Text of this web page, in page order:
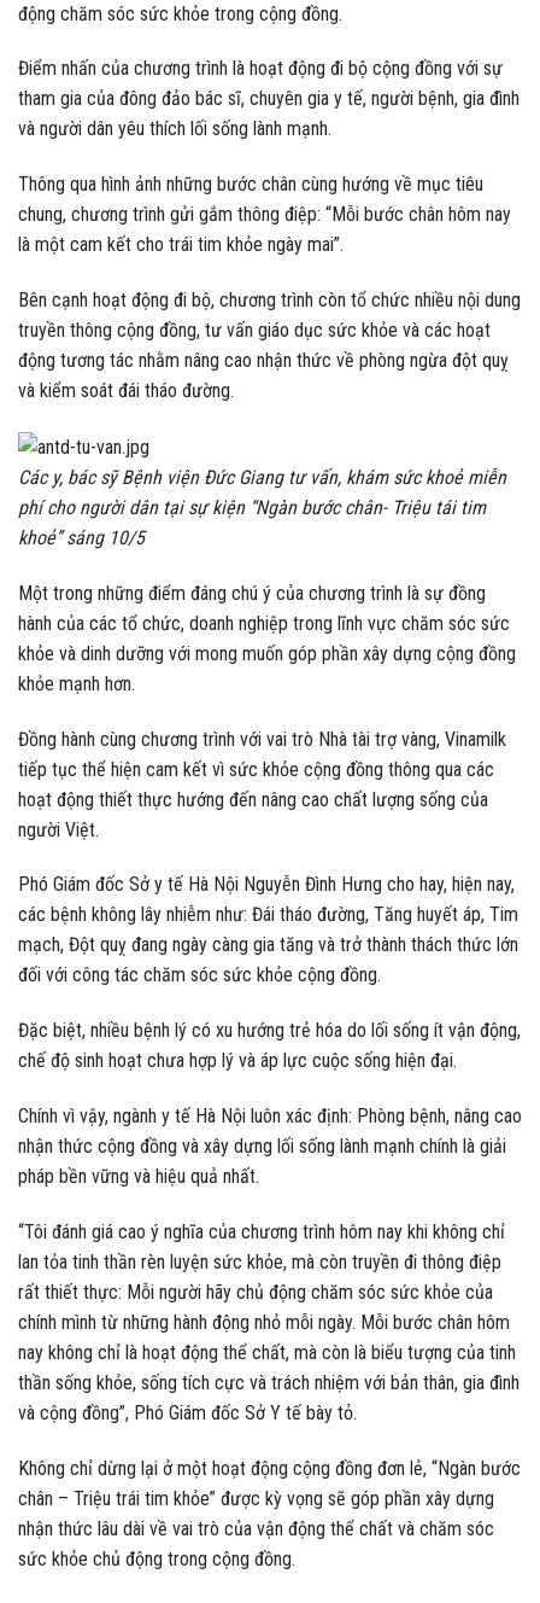
động chăm sóc sức khỏe trong cộng đồng.
Điểm nhấn của chương trình là hoạt động đi bộ cộng đồng với sự
tham gia của đông đảo bác sĩ, chuyên gia y tế, người bệnh, gia đình
và người dân yêu thích lối sống lành mạnh.
Thông qua hình ảnh những bước chân cùng hướng về mục tiêu
chung, chương trình gửi gắm thông điệp: “Mỗi bước chân hôm nay
là một cam kết cho trái tim khỏe ngày mai”.
Bên cạnh hoạt động đi bộ, chương trình còn tổ chức nhiều nội dung
truyền thông cộng đồng, tư vấn giáo dục sức khỏe và các hoạt
động tương tác nhằm nâng cao nhận thức về phòng ngừa đột quỵ
và kiểm soát đái tháo đường.
Các y, bác sỹ Bệnh viện Đức Giang tư vấn, khám sức khoẻ miễn
phí cho người dân tại sự kiện “Ngàn bước chân- Triệu tái tim
khoẻ” sáng 10/5
Một trong những điểm đáng chú ý của chương trình là sự đồng
hành của các tổ chức, doanh nghiệp trong lĩnh vực chăm sóc sức
khỏe và dinh dưỡng với mong muốn góp phần xây dựng cộng đồng
khỏe mạnh hơn.
Đồng hành cùng chương trình với vai trò Nhà tài trợ vàng, Vinamilk
tiếp tục thể hiện cam kết vì sức khỏe cộng đồng thông qua các
hoạt động thiết thực hướng đến nâng cao chất lượng sống của
người Việt.
Phó Giám đốc Sở y tế Hà Nội Nguyễn Đình Hưng cho hay, hiện nay,
các bệnh không lây nhiễm như: Đái tháo đường, Tăng huyết áp, Tim
mạch, Đột quỵ đang ngày càng gia tăng và trở thành thách thức lớn
đối với công tác chăm sóc sức khỏe cộng đồng.
Đặc biệt, nhiều bệnh lý có xu hướng trẻ hóa do lối sống ít vận động,
chế độ sinh hoạt chưa hợp lý và áp lực cuộc sống hiện đại.
Chính vì vậy, ngành y tế Hà Nội luôn xác định: Phòng bệnh, nâng cao
nhận thức cộng đồng và xây dựng lối sống lành mạnh chính là giải
pháp bền vững và hiệu quả nhất.
“Tôi đánh giá cao ý nghĩa của chương trình hôm nay khi không chỉ
lan tỏa tinh thần rèn luyện sức khỏe, mà còn truyền đi thông điệp
rất thiết thực: Mỗi người hãy chủ động chăm sóc sức khỏe của
chính mình từ những hành động nhỏ mỗi ngày. Mỗi bước chân hôm
nay không chỉ là hoạt động thể chất, mà còn là biểu tượng của tinh
thần sống khỏe, sống tích cực và trách nhiệm với bản thân, gia đình
và cộng đồng”, Phó Giám đốc Sở Y tế bày tỏ.
Không chỉ dừng lại ở một hoạt động cộng đồng đơn lẻ, “Ngàn bước
chân – Triệu trái tim khỏe” được kỳ vọng sẽ góp phần xây dựng
nhận thức lâu dài về vai trò của vận động thể chất và chăm sóc
sức khỏe chủ động trong cộng đồng.